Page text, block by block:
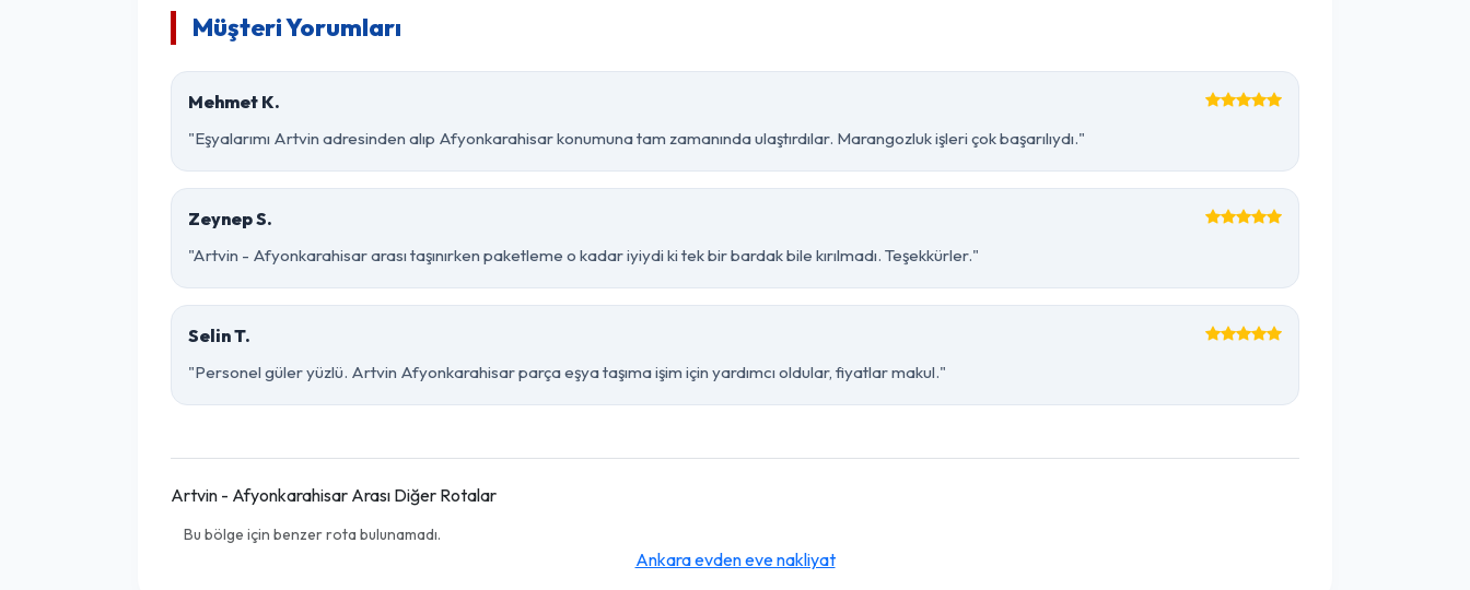
Müşteri Yorumları
Mehmet K.
"Eşyalarımı Artvin adresinden alıp Afyonkarahisar konumuna tam zamanında ulaştırdılar. Marangozluk işleri çok başarılıydı."
Zeynep S.
"Artvin - Afyonkarahisar arası taşınırken paketleme o kadar iyiydi ki tek bir bardak bile kırılmadı. Teşekkürler."
Selin T.
"Personel güler yüzlü. Artvin Afyonkarahisar parça eşya taşıma işim için yardımcı oldular, fiyatlar makul."
Artvin - Afyonkarahisar Arası Diğer Rotalar
Bu bölge için benzer rota bulunamadı.
Ankara evden eve nakliyat